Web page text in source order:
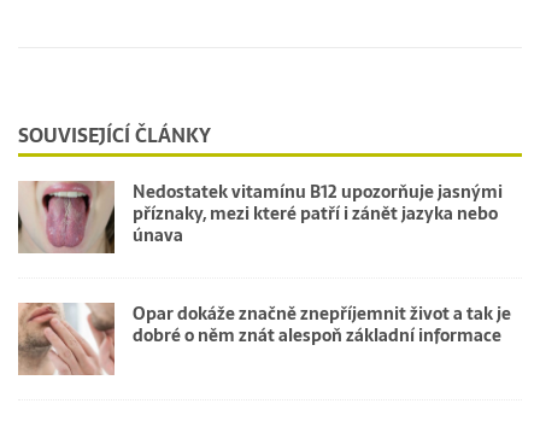
SOUVISEJÍCÍ ČLÁNKY
Nedostatek vitamínu B12 upozorňuje jasnými
příznaky, mezi které patří i zánět jazyka nebo
únava
Opar dokáže značně znepříjemnit život a tak je
dobré o něm znát alespoň základní informace